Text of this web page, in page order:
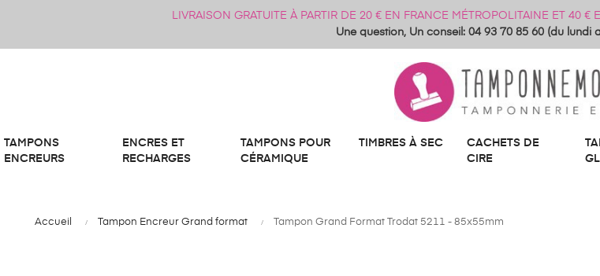
LIVRAISON GRATUITE À PARTIR DE 20 € EN FRANCE MÉTROPOLITAINE ET 40
Une question, Un conseil: 04 93 70 85 60 (du lundi
TAMPONS
ENCREURS
ENCRES ET
RECHARGES
TAMPONS POUR
CÉRAMIQUE
TIMBRES À SEC
CACHETS DE
CIRE
Accueil Tampon Encreur Grand format Tampon Grand Format Trodat 5211 - 85x55mm